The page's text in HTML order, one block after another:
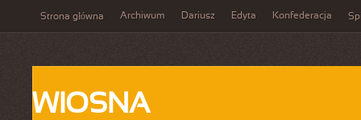
Strona główna Archiwum Dariusz Edyta Konfederacja
WIOSNA